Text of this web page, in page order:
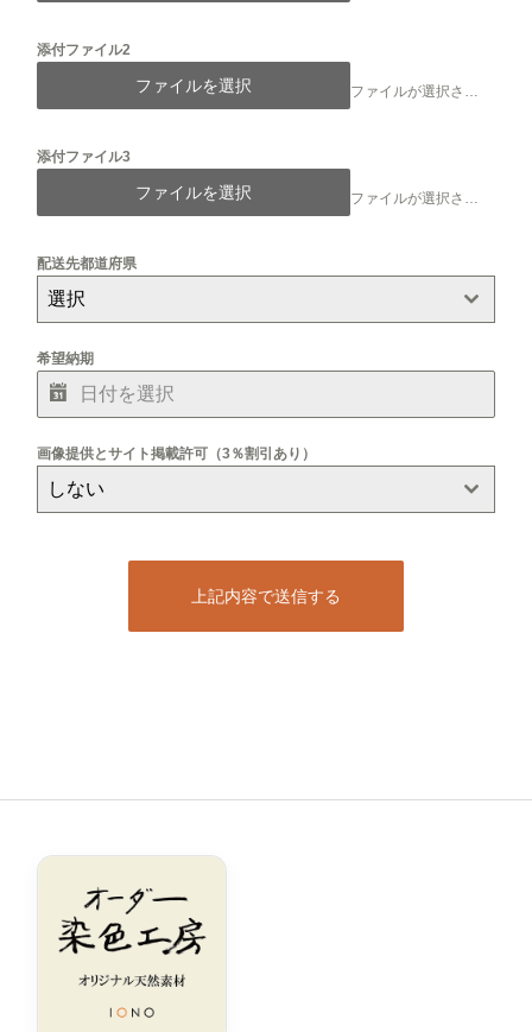
添付ファイル2
ファイルを選択 ファイルが選択されていません
添付ファイル3
ファイルを選択 ファイルが選択されていません
配送先都道府県
選択
希望納期
画像提供とサイト掲載許可（3％割引あり）
しない
上記内容で送信する